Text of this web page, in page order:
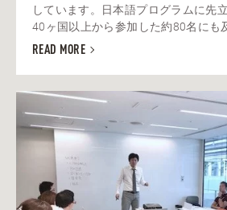
しています。日本語プログラムに先
40ヶ国以上から参加した約80名にも
READ MORE